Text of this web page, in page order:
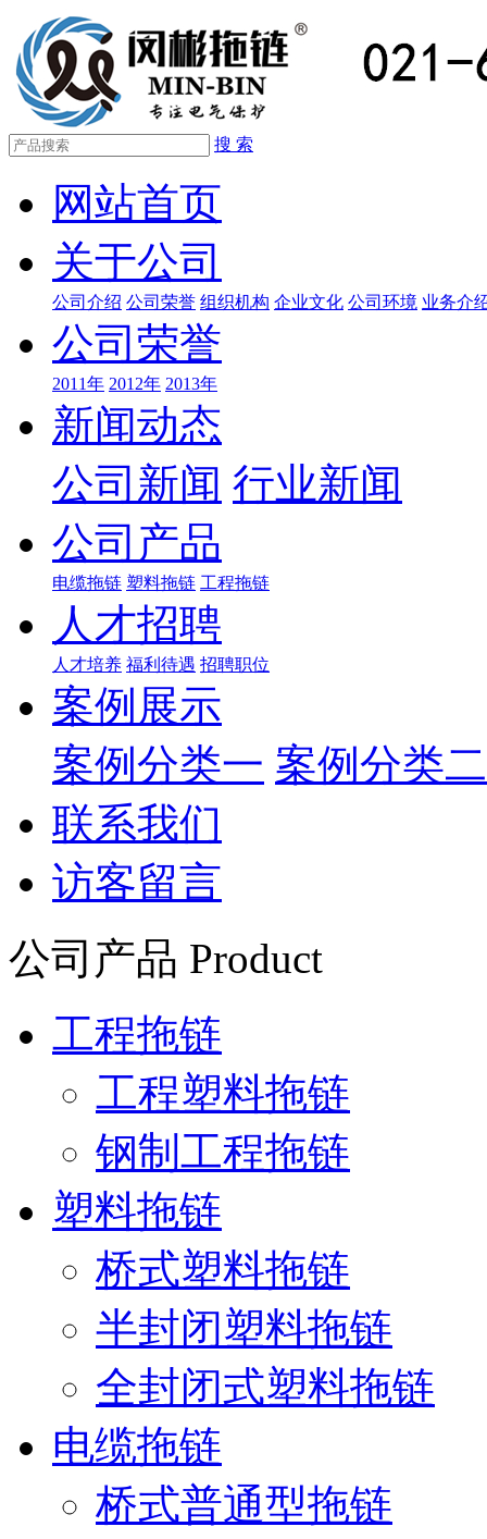
搜 索
网站首页
关于公司
公司介绍 公司荣誉 组织机构 企业文化 公司环境 业务介
公司荣誉
2011年 2012年 2013年
新闻动态
公司新闻 行业新闻
公司产品
电缆拖链 塑料拖链 工程拖链
人才招聘
人才培养 福利待遇 招聘职位
案例展示
案例分类一 案例分类二
联系我们
访客留言
公司产品 Product
工程拖链
工程塑料拖链
钢制工程拖链
塑料拖链
桥式塑料拖链
半封闭塑料拖链
全封闭式塑料拖链
电缆拖链
桥式普通型拖链